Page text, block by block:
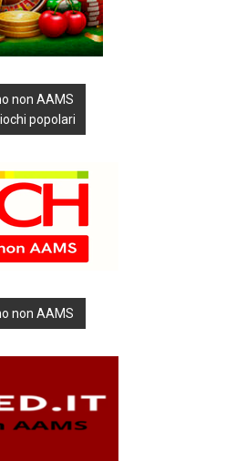
non AAMS
popolari
non AAMS